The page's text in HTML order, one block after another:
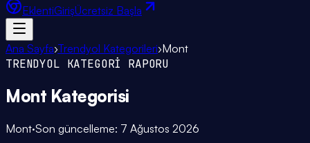
EklentiGirişÜcretsiz Başla
Ana Sayfa›Trendyol Kategorileri›Mont
TRENDYOL KATEGORİ RAPORU
Mont Kategorisi
Mont·Son güncelleme: 7 Ağustos 2026